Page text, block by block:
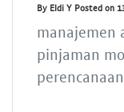
By Eldi Y Posted on
manajemen
pinjaman